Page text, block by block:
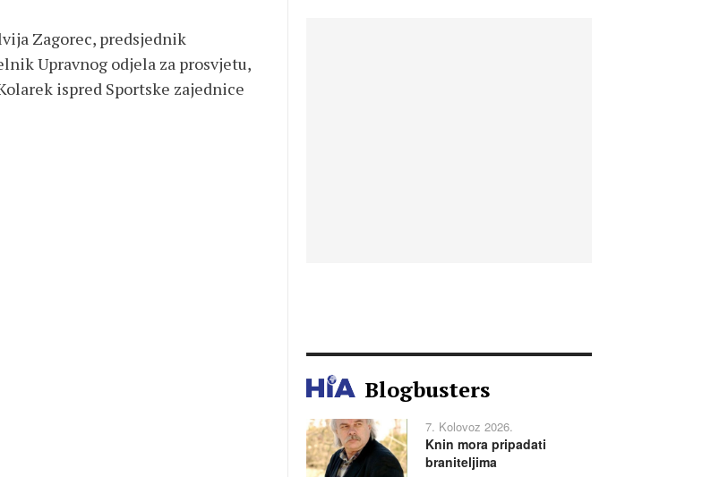
Zagorec, predsjednik
Upravnog odjela za prosvjetu,
ispred Sportske zajednice
Blogbusters
7. Kolovoz 2026.
Knin mora pripadati
braniteljima